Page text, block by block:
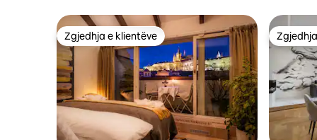
Zgjedhja e klientëve
Zgjedhja e klientëve